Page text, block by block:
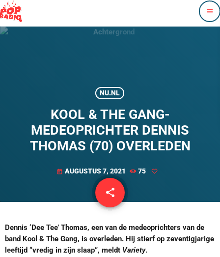
menu
NU.NL
KOOL & THE GANG-
MEDEOPRICHTER DENNIS
THOMAS (70) OVERLEDEN
today AUGUSTUS 7, 2021 75
share
email
Dennis ‘Dee Tee’ Thomas, een van de medeoprichters van de
band Kool & The Gang, is overleden. Hij stierf op zeventigjarige
leeftijd “vredig in zijn slaap”, meldt Variety.